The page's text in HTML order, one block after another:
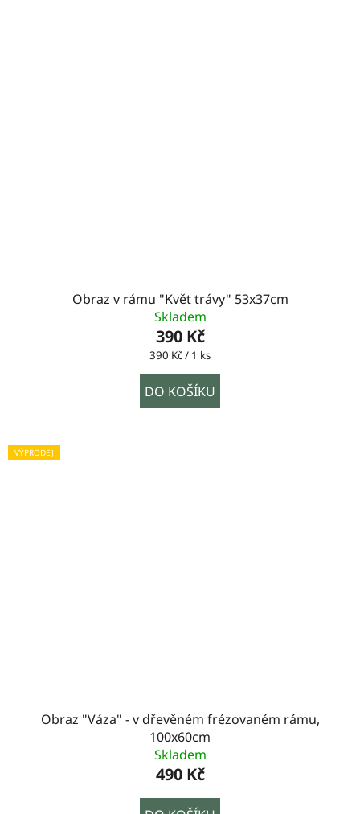
Obraz v rámu "Květ trávy" 53x37cm
Skladem
390 Kč
Měrná
390 Kč / 1 ks
DO KOŠÍKU
VÝPRODEJ
Obraz "Váza" - v dřevěném frézovaném rámu,
100x60cm
Skladem
490 Kč